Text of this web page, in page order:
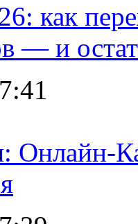
как
— и
Онлайн-